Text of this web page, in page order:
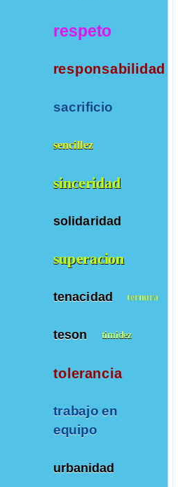
respeto
responsabilidad
sacrificio
sencillez
sinceridad
solidaridad
superacion
tenacidad ternura
teson timidez
tolerancia
trabajo en
equipo
urbanidad